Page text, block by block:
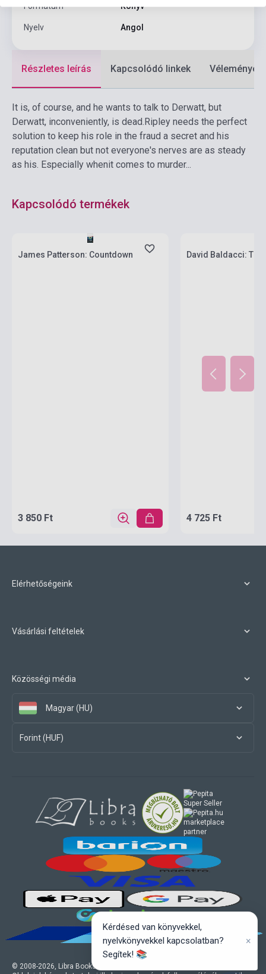
Formátum Könyv
Nyelv Angol
Részletes leírás Kapcsolódó linkek Vélemények
It is, of course, and he wants to talk to Derwatt, but
Derwatt, inconveniently, is dead.Ripley needs the perfect
solution to keep his role in the fraud a secret and his
reputation clean but not everyone's nerves are as steady
as his. Especially whenit comes to murder...
Kapcsolódó termékek
James Patterson: Countdown
3 850 Ft
David Baldacci: The
4 725 Ft
Elérhetőségeink
Vásárlási feltételek
Közösségi média
Magyar (HU)
Forint (HUF)
© 2008-2026, Libra Books Kft. Minden jog fenntartva.
marketplace
partner
Kérdésed van könyvekkel,
nyelvkönyvekkel kapcsolatban?
Segítek! 📚
×